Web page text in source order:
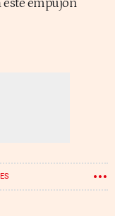
este empujón